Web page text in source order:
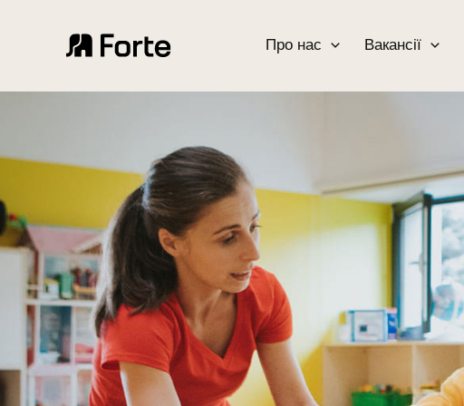
Про нас Вакансії